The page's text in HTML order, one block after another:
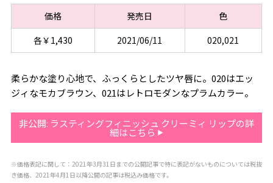
価格 発売日
色
各￥1,430
2021/06/11 020,021
柔らかな塗り心地で、ふっくらとしたツヤ唇に。020はエッ
ジィなモカブラウン、021はレトロモダンなプラムカラー。
非公開: ラスティングフィニッシュ クリーミィ リップの詳
細はこちら
※価格表記に関して：2021年3月31日までの公開記事で特に表記がないものについては税抜
き価格、2021年4月1日以降公開の記事は税込み価格です。